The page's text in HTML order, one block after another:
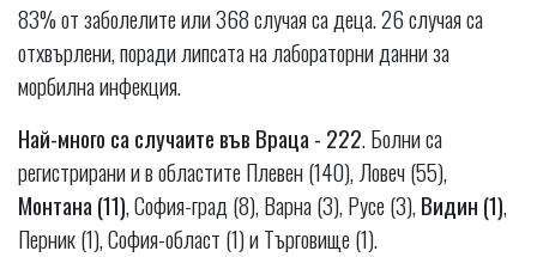
83% от заболелите или 368 случая са деца. 26 случая са
отхвърлени, поради липсата на лабораторни данни за
морбилна инфекция.
Най-много са случаите във Враца - 222. Болни са
регистрирани и в областите Плевен (140), Ловеч (55),
Монтана (11), София-град (8), Варна (3), Русе (3),Видин (1),
Перник (1), София-област (1) и Търговище (1).